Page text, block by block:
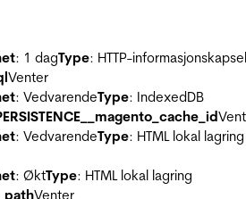
: 1 dagType: HTTP-informasjonskapsel
Venter
: VedvarendeType: IndexedDB
: VedvarendeType: HTML lokal lagring
: ØktType: HTML lokal lagring
Venter